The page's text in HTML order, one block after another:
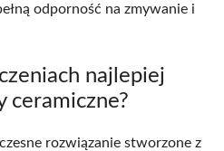
odporność na zmywanie i
najlepiej
ceramiczne?
rozwiązanie stworzone z